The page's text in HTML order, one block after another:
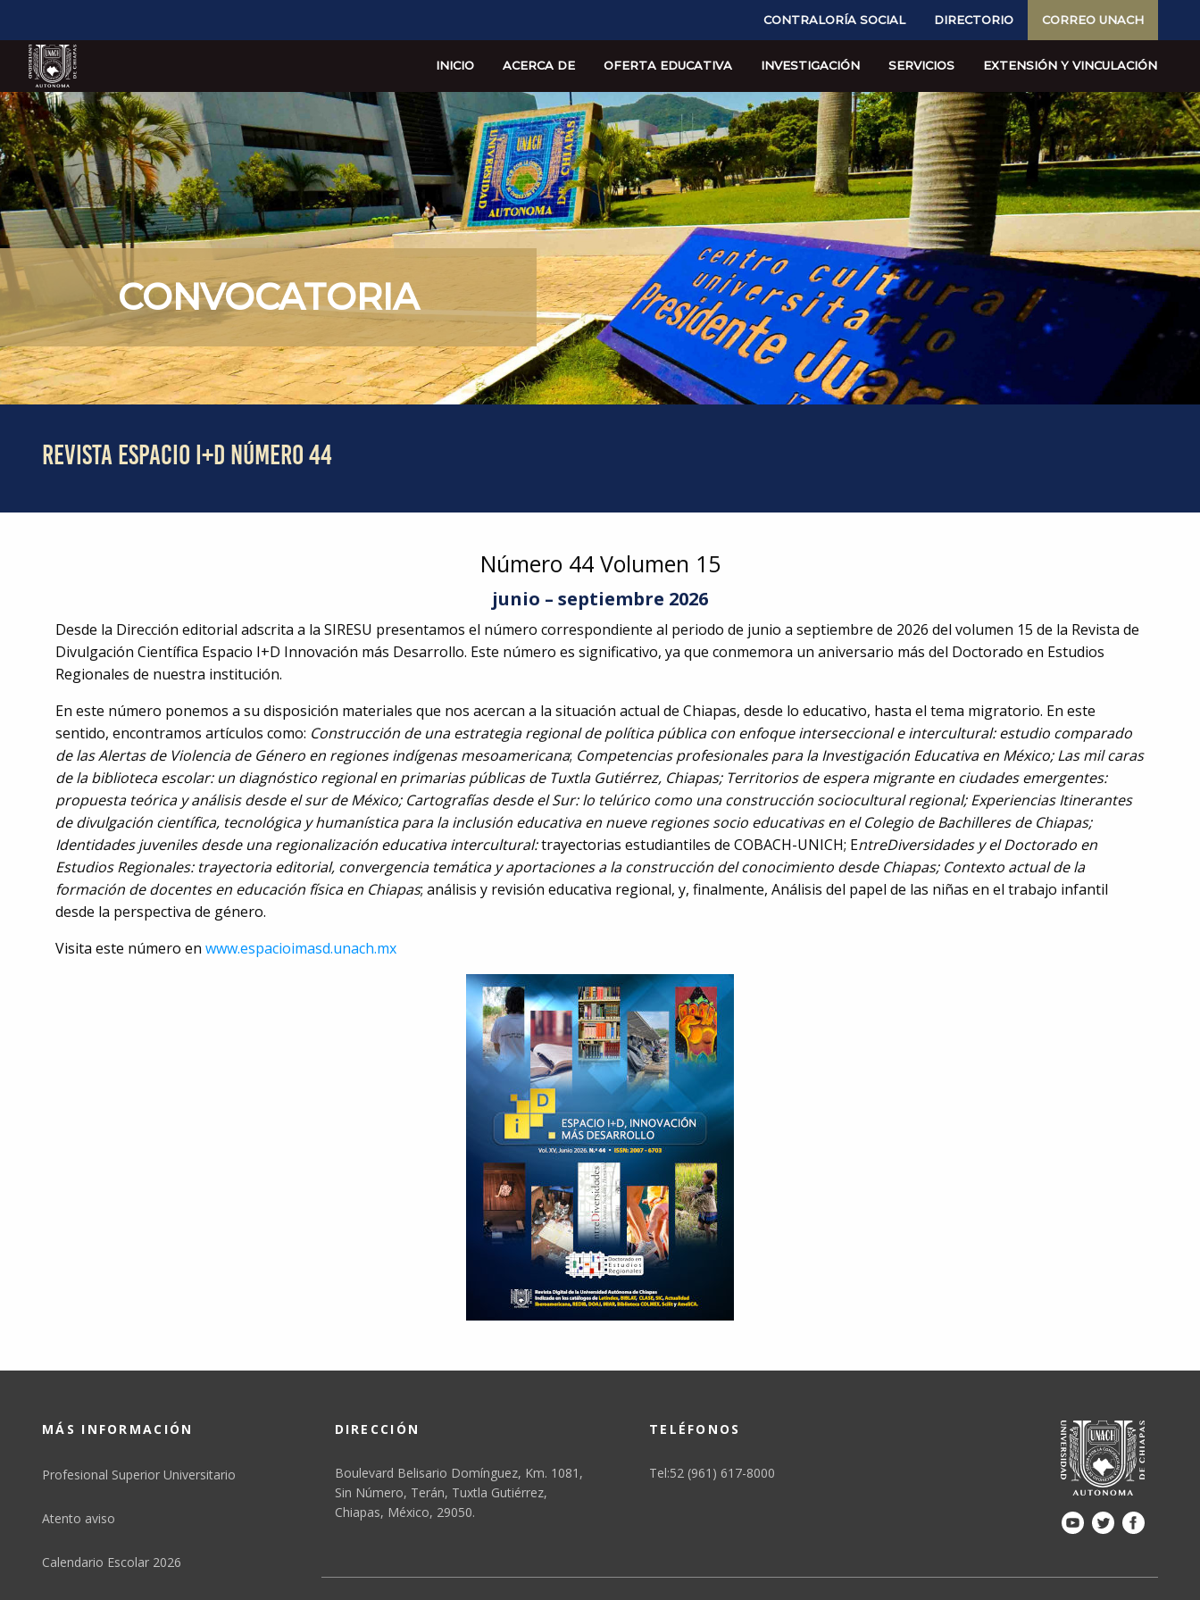
CONTRALORÍA SOCIAL DIRECTORIO CORREO UNACH
INICIO ACERCA DE OFERTA EDUCATIVA INVESTIGACIÓN SERVICIOS EXTENSIÓN Y VINCULACIÓN
CONVOCATORIA
REVISTA ESPACIO I+D NÚMERO 44
Número 44 Volumen 15
junio – septiembre 2026
Desde la Dirección editorial adscrita a la SIRESU presentamos el número correspondiente al periodo de junio a septiembre de 2026 del volumen 15 de la Revista de
Divulgación Científica Espacio I+D Innovación más Desarrollo. Este número es significativo, ya que conmemora un aniversario más del Doctorado en Estudios
Regionales de nuestra institución.
En este número ponemos a su disposición materiales que nos acercan a la situación actual de Chiapas, desde lo educativo, hasta el tema migratorio. En este
sentido, encontramos artículos como: Construcción de una estrategia regional de política pública con enfoque interseccional e intercultural: estudio comparado
de las Alertas de Violencia de Género en regiones indígenas mesoamericana; Competencias profesionales para la Investigación Educativa en México; Las mil caras
de la biblioteca escolar: un diagnóstico regional en primarias públicas de Tuxtla Gutiérrez, Chiapas; Territorios de espera migrante en ciudades emergentes:
propuesta teórica y análisis desde el sur de México; Cartografías desde el Sur: lo telúrico como una construcción sociocultural regional; Experiencias Itinerantes
de divulgación científica, tecnológica y humanística para la inclusión educativa en nueve regiones socio educativas en el Colegio de Bachilleres de Chiapas;
Identidades juveniles desde una regionalización educativa intercultural:trayectorias estudiantiles de COBACH-UNICH; EntreDiversidades y el Doctorado en
Estudios Regionales: trayectoria editorial, convergencia temática y aportaciones a la construcción del conocimiento desde Chiapas; Contexto actual de la
formación de docentes en educación física en Chiapas; análisis y revisión educativa regional, y, finalmente, Análisis del papel de las niñas en el trabajo infantil
desde la perspectiva de género.
Visita este número en www.espacioimasd.unach.mx
MÁS INFORMACIÓN
Profesional Superior Universitario
Atento aviso
Calendario Escolar 2026
DIRECCIÓN
Boulevard Belisario Domínguez, Km. 1081,
Sin Número, Terán, Tuxtla Gutiérrez,
Chiapas, México, 29050.
TELÉFONOS
Tel:52 (961) 617-8000